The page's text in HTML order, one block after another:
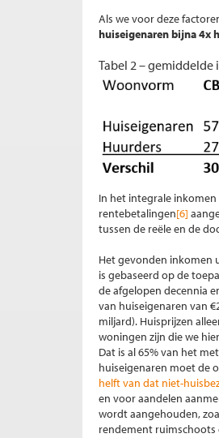
Als we voor deze
huiseigenaren bijna 4x
Tabel 2 – gemiddelde
In het integrale
rentebetalingen[6]
tussen de reële en de
Het gevonden inkomen
is gebaseerd op de
de afgelopen decennia
van huiseigenaren van
miljard). Huisprijzen
woningen zijn die we
Dat is al 65% van het
huiseigenaren moet de
helft van dat niet-
en voor aandelen
wordt aangehouden,
rendement ruimschoots